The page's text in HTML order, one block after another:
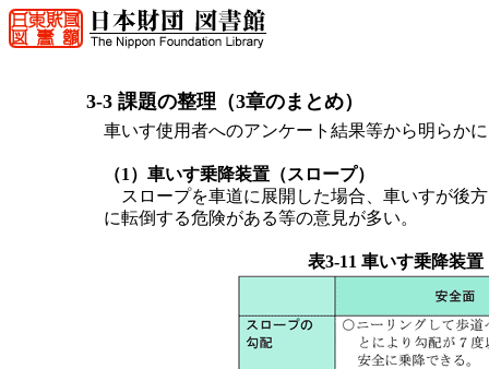
3-3 課題の整理（3章のまとめ）
車いす使用者へのアンケート結果等から明らか
（1）車いす乗降装置（スロープ）
スロープを車道に展開した場合、車いすが後
に転倒する危険がある等の意見が多い。
表3-11 車いす乗降装